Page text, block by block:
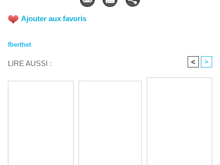
Ajouter aux favoris
fberthet
LIRE AUSSI : < >